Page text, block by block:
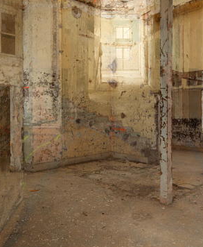
ENTRE-DEUX 42